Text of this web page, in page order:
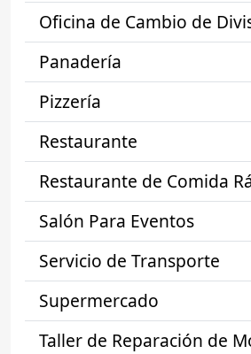
Oficina de Cambio de
Panadería
Pizzería
Restaurante
Restaurante de Comida
Salón Para Eventos
Servicio de Transporte
Supermercado
Taller de Reparación de